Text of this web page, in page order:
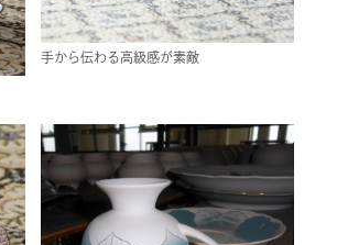
手から伝わる高級感が素敵